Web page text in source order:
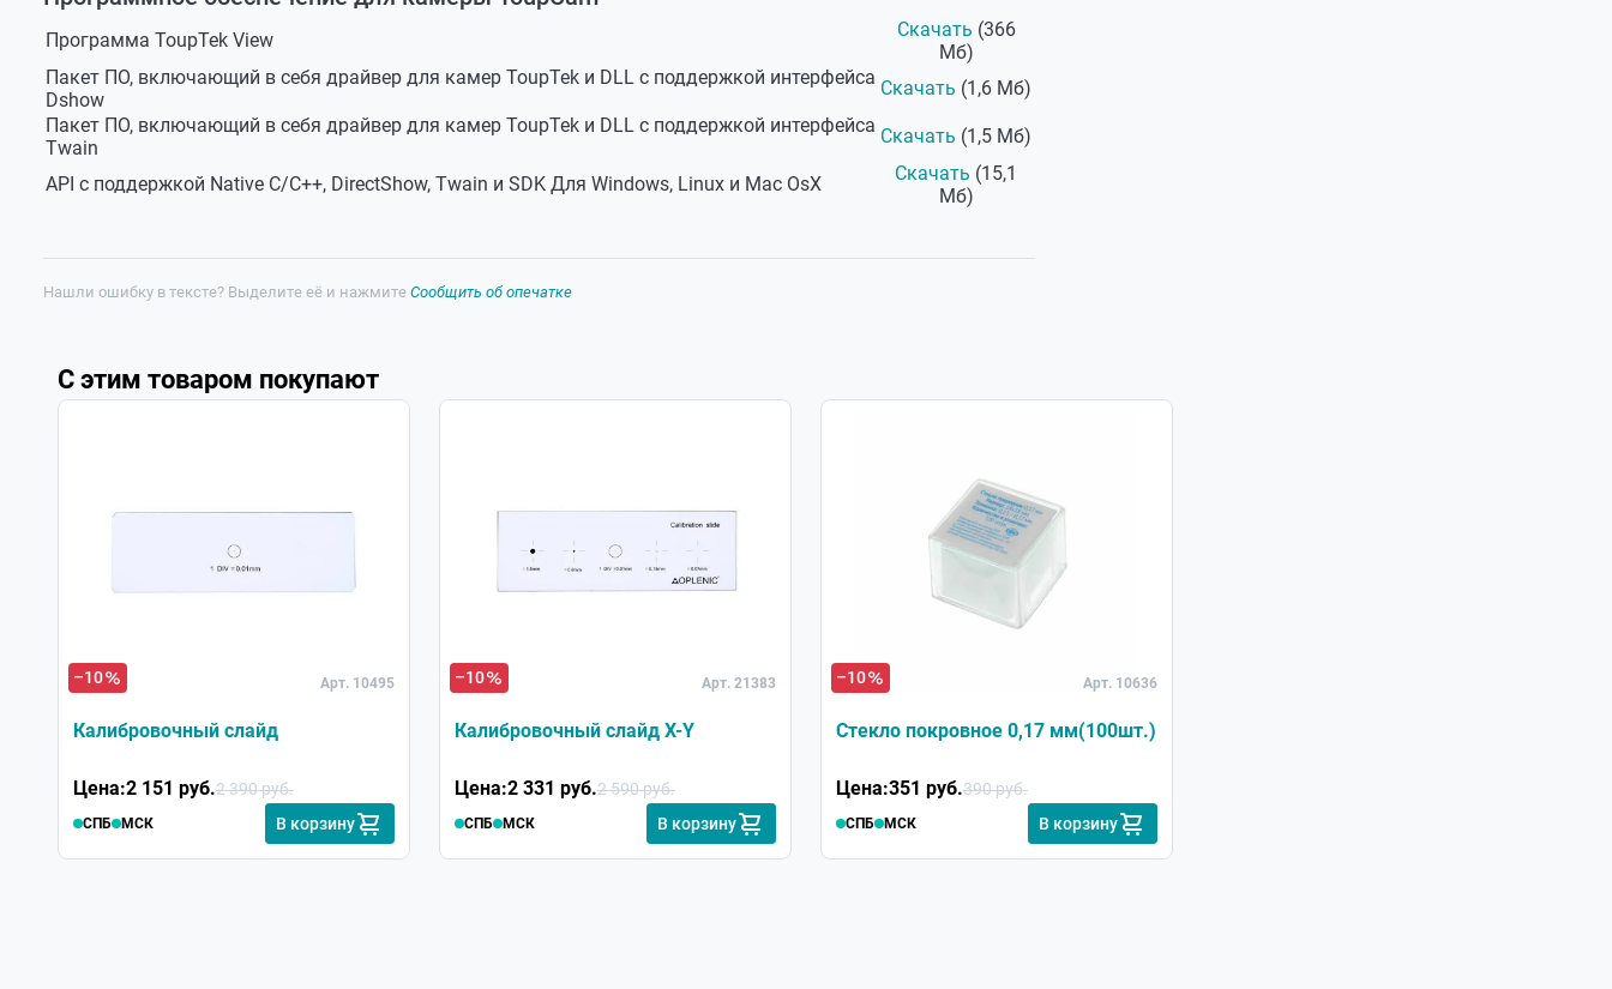
Программа ToupTek View Скачать (366
Мб)
Пакет ПО, включающий в себя драйвер для камер ToupTek и DLL с поддержкой интерфейса
Dshow
Скачать (1,6 Мб)
Пакет ПО, включающий в себя драйвер для камер ToupTek и DLL с поддержкой интерфейса
Twain
Скачать (1,5 Мб)
API с поддержкой Native C/C++, DirectShow, Twain и SDK Для Windows, Linux и Mac OsX Скачать (15,1
Мб)
Нашли ошибку в тексте? Выделите её и нажмите Сообщить об опечатке
С этим товаром покупают
–10 Арт. 10495
Калибровочный слайд
Цена:2 151 руб.2 390 руб.
СПБ МСК В корзину
–10 Арт. 21383
Калибровочный слайд X-Y
Цена:2 331 руб.2 590 руб.
СПБ МСК В корзину
–10 Арт. 10636
Стекло покровное 0,17 мм(100шт.)
Цена:351 руб.390 руб.
СПБ МСК В корзину